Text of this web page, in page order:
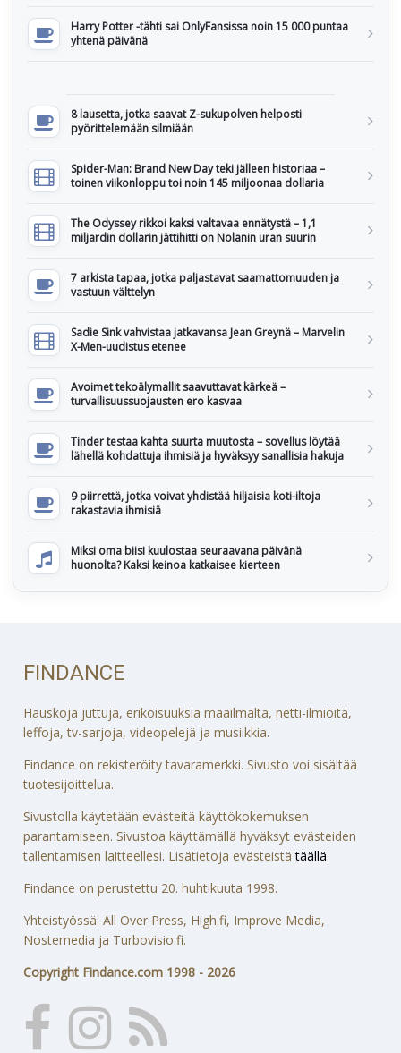
Harry Potter -tähti sai OnlyFansissa noin 15 000 puntaa
yhtenä päivänä
8 lausetta, jotka saavat Z-sukupolven helposti
pyörittelemään silmiään
Spider-Man: Brand New Day teki jälleen historiaa –
toinen viikonloppu toi noin 145 miljoonaa dollaria
The Odyssey rikkoi kaksi valtavaa ennätystä – 1,1
miljardin dollarin jättihitti on Nolanin uran suurin
7 arkista tapaa, jotka paljastavat saamattomuuden ja
vastuun välttelyn
Sadie Sink vahvistaa jatkavansa Jean Greynä – Marvelin
X-Men-uudistus etenee
Avoimet tekoälymallit saavuttavat kärkeä –
turvallisuussuojausten ero kasvaa
Tinder testaa kahta suurta muutosta – sovellus löytää
lähellä kohdattuja ihmisiä ja hyväksyy sanallisia hakuja
9 piirrettä, jotka voivat yhdistää hiljaisia koti-iltoja
rakastavia ihmisiä
Miksi oma biisi kuulostaa seuraavana päivänä
huonolta? Kaksi keinoa katkaisee kierteen
FINDANCE
Hauskoja juttuja, erikoisuuksia maailmalta, netti-ilmiöitä,
leffoja, tv-sarjoja, videopelejä ja musiikkia.
Findance on rekisteröity tavaramerkki. Sivusto voi sisältää
tuotesijoittelua.
Sivustolla käytetään evästeitä käyttökokemuksen
parantamiseen. Sivustoa käyttämällä hyväksyt evästeiden
tallentamisen laitteellesi. Lisätietoja evästeistätäällä.
Findance on perustettu 20. huhtikuuta 1998.
Yhteistyössä: All Over Press, High.fi, Improve Media,
Nostemedia ja Turbovisio.fi.
Copyright Findance.com 1998 - 2026